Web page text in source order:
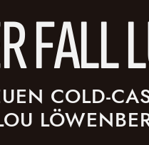
FALL
COLD-